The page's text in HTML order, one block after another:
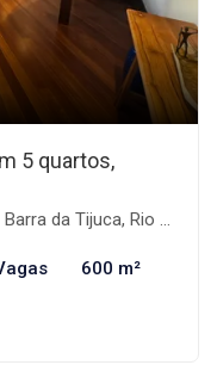
5 quartos,
Rio de Janeiro-RJ
600 m²